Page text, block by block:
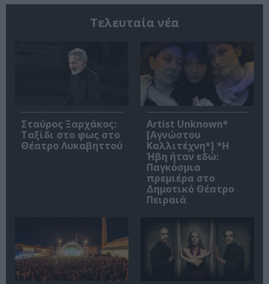
Τελευταία νέα
Σταύρος Ξαρχάκος:
Ταξίδι στο φως στο
Θέατρο Λυκαβηττού
Artist Unknown*
[Αγνώστου
Καλλιτέχνη*] *Η
Ήβη ήταν εδώ:
Παγκόσμια
πρεμιέρα στο
Δημοτικό Θέατρο
Πειραιά